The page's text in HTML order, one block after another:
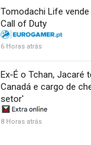
Tomodachi Life
Call of Duty
6 Horas atrás
Ex-É o Tchan, Jacaré
Canadá e cargo de
setor'
8 Horas atrás